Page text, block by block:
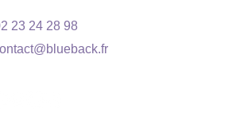
23 24 28 98